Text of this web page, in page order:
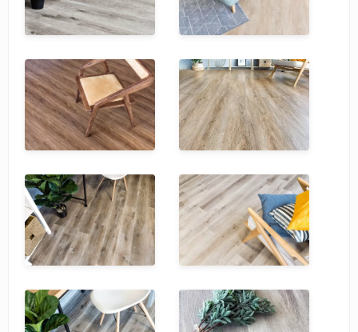
TANTO
Tulesna
Veon
Vinilam
Wonderful Vinyl